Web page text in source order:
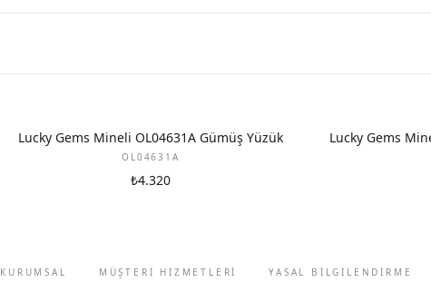
Lucky Gems Mineli OL04631A Gümüş Yüzük
OL04631A
₺4.320
Lucky Gems
KURUMSAL MÜŞTERİ HİZMETLERİ YASAL BİLGİLENDİRME